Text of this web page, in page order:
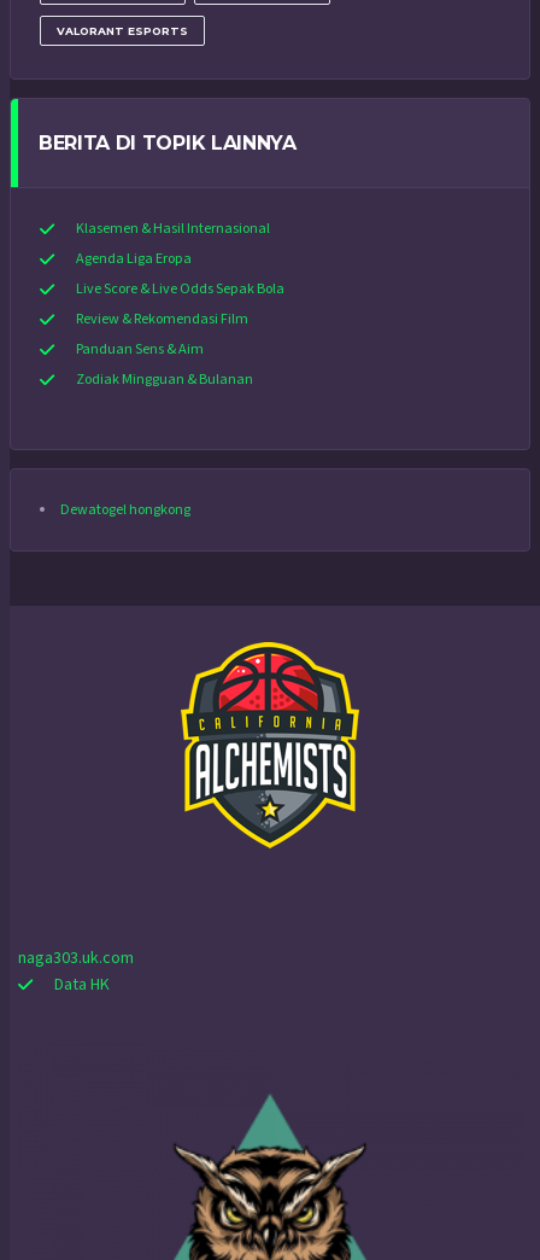
VALORANT ESPORTS
BERITA DI TOPIK LAINNYA
Klasemen & Hasil Internasional
Agenda Liga Eropa
Live Score & Live Odds Sepak Bola
Review & Rekomendasi Film
Panduan Sens & Aim
Zodiak Mingguan & Bulanan
Dewatogel hongkong
naga303.uk.com
Data HK